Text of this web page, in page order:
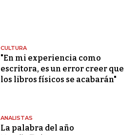
CULTURA
"En mi experiencia como
escritora, es un error creer que
los libros físicos se acabarán"
ANALISTAS
La palabra del año